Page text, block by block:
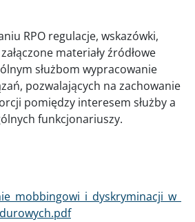
RPO regulacje, wskazówki,
materiały źródłowe
służbom wypracowanie
pozwalających na zachowanie
pomiędzy interesem służby a
funkcjonariuszy.